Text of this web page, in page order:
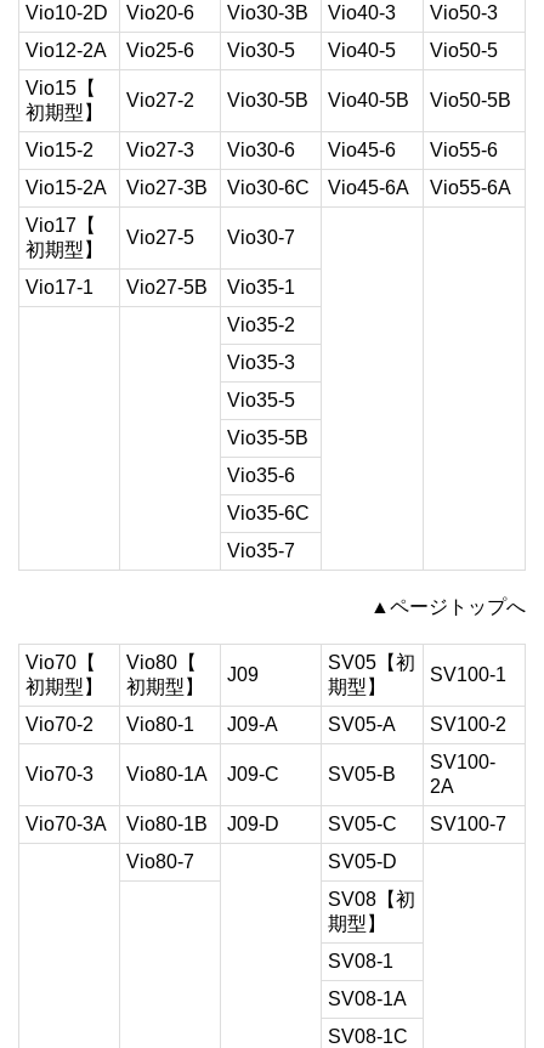
Vio10-2D
Vio20-6 Vio30-3B Vio40-3
Vio50-3
Vio12-2A
Vio25-6 Vio30-5 Vio40-5
Vio50-5
Vio15【
初期型】
Vio27-2 Vio30-5B Vio40-5B Vio50-5B
Vio15-2 Vio27-3 Vio30-6 Vio45-6
Vio55-6
Vio15-2A
Vio27-3B Vio30-6C Vio45-6A
Vio55-6A
Vio17【
初期型】
Vio27-5 Vio30-7
Vio17-1 Vio27-5B
Vio35-1
Vio35-2
Vio35-3
Vio35-5
Vio35-5B
Vio35-6
Vio35-6C
Vio35-7
▲ページトップへ
Vio70【
初期型】
Vio80【
初期型】
J09
SV05【初
期型】
SV100-1
Vio70-2 Vio80-1 J09-A SV05-A SV100-2
Vio70-3 Vio80-1A J09-C SV05-B
SV100-
2A
Vio70-3A
Vio80-1B J09-D SV05-C
SV100-7
Vio80-7
SV05-D
SV08【初
期型】
SV08-1
SV08-1A
SV08-1C